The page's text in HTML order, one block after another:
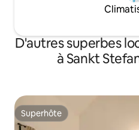
D'autres superbes
à Sankt
Superhôte
Superhôte